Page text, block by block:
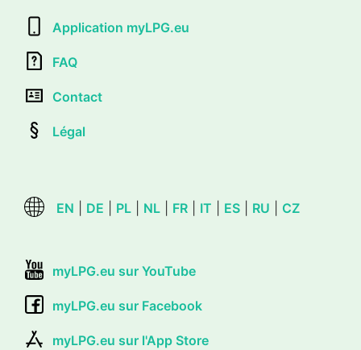
Application myLPG.eu
FAQ
Contact
Légal
EN DE PL NL FR IT ES RU CZ
myLPG.eu sur YouTube
myLPG.eu sur Facebook
myLPG.eu sur l'App Store